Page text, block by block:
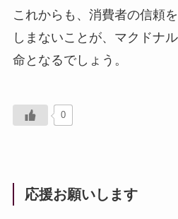
これからも、消費者の信頼
しまないことが、マクドナ
命となるでしょう。
0
応援お願いします